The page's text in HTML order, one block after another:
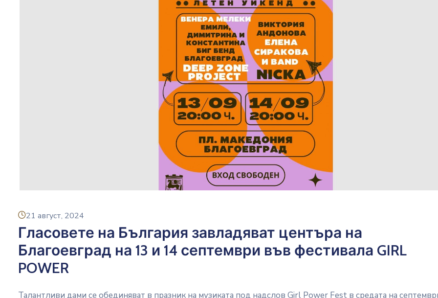
icon
21 август, 2024
Гласовете на България завладяват центъра на
Благоевград на 13 и 14 септември във фестивала GIRL
POWER
Талантливи дами се обединяват в празник на музиката под надслов Girl Power Fest в средата на